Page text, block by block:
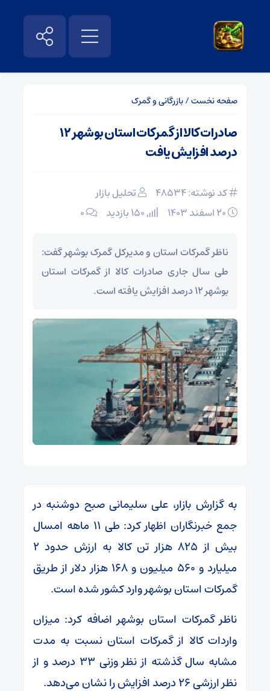
صفحه نخست/بازرگانی و گمرک
صادرات کالا از گمرکات استان بوشهر ۱۲
درصد افزایش یافت
کد نوشته: 48534
تحلیل بازار
۰
ناظر گمرکات استان و مدیرکل گمرک بوشهر گفت:
طی سال جاری صادرات کالا از گمرکات استان
بوشهر ۱۲ درصد افزایش یافته است.
به گزارش بازار، علی سلیمانی صبح دوشنبه در
جمع خبرنگاران اظهار کرد: طی ۱۱ ماهه امسال
بیش از ۸۲۵ هزار تن کالا به ارزش حدود ۲
میلیارد و ۵۶۰ میلیون و ۱۶۸ هزار دلار از طریق
گمرکات استان بوشهر وارد کشور شده است.
ناظر گمرکات استان بوشهر اضافه کرد: میزان
واردات کالا از گمرکات استان نسبت به مدت
مشابه سال گذشته از نظر وزنی ۳۳ درصد و از
نظر ارزشی ۲۶ درصد افزایش را نشان می‌دهد.